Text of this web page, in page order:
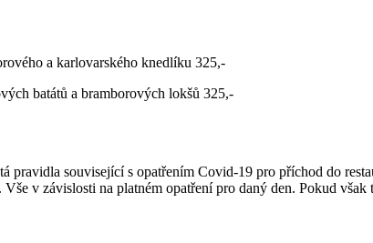
a karlovarského knedlíku 325,-
batátů a bramborových lokšů 325,-
související s opatřením Covid-19 pro příchod do
v závislosti na platném opatření pro daný den. Pokud však